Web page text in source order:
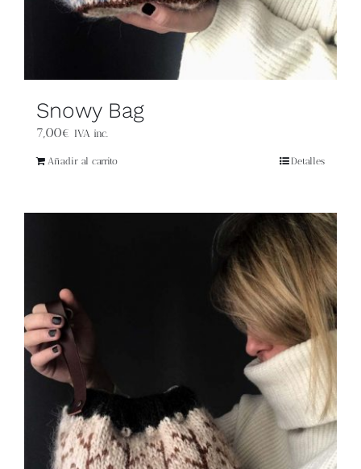
Snowy Bag
7,00€ IVA inc.
Añadir al carrito Detalles